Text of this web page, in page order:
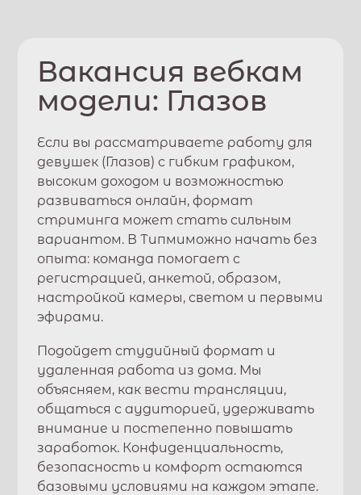
Вакансия вебкам
модели: Глазов
Если вы рассматриваете работу для
девушек (Глазов) с гибким графиком,
высоким доходом и возможностью
развиваться онлайн, формат
стриминга может стать сильным
вариантом. ВТипмиможно начать без
опыта: команда помогает с
регистрацией, анкетой, образом,
настройкой камеры, светом и первыми
эфирами.
Подойдет студийный формат и
удаленная работа из дома. Мы
объясняем, как вести трансляции,
общаться с аудиторией, удерживать
внимание и постепенно повышать
заработок. Конфиденциальность,
безопасность и комфорт остаются
базовыми условиями на каждом этапе.